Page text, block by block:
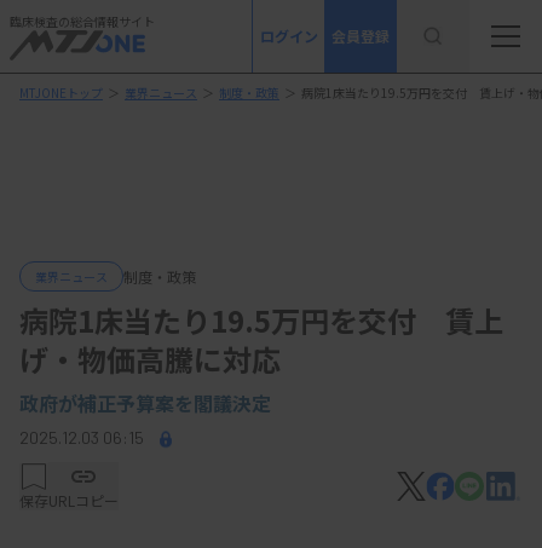
臨床検査の総合情報サイト
ログイン 会員登録
MTJONEトップ ＞ 業界ニュース ＞ 制度・政策 ＞ 病院1床当たり19.5万円を交付 賃上げ・物
業界ニュース 制度・政策
病院1床当たり19.5万円を交付 賃上
げ・物価高騰に対応
政府が補正予算案を閣議決定
2025.12.03 06:15
保存URLコピー